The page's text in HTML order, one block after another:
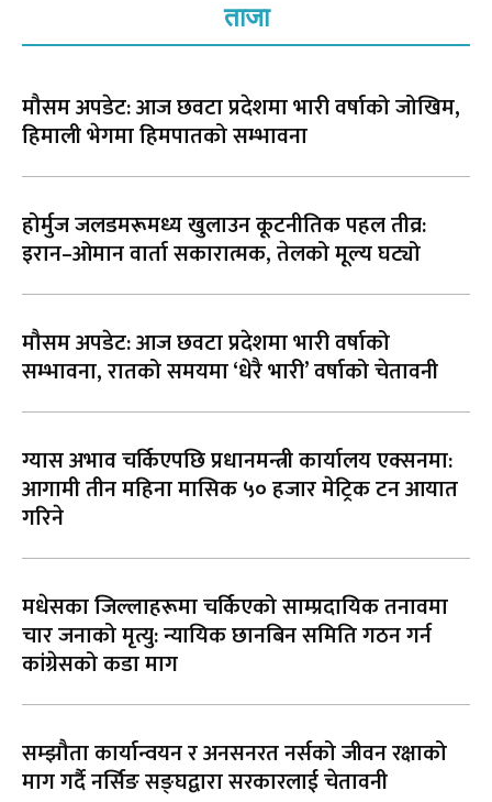
ताजा
मौसम अपडेट: आज छवटा प्रदेशमा भारी वर्षाको जोखिम,
हिमाली भेगमा हिमपातको सम्भावना
होर्मुज जलडमरूमध्य खुलाउन कूटनीतिक पहल तीव्र:
इरान–ओमान वार्ता सकारात्मक, तेलको मूल्य घट्यो
मौसम अपडेट: आज छवटा प्रदेशमा भारी वर्षाको
सम्भावना, रातको समयमा ‘धेरै भारी’ वर्षाको चेतावनी
ग्यास अभाव चर्किएपछि प्रधानमन्त्री कार्यालय एक्सनमा:
आगामी तीन महिना मासिक ५० हजार मेट्रिक टन आयात
गरिने
मधेसका जिल्लाहरूमा चर्किएको साम्प्रदायिक तनावमा
चार जनाको मृत्यु: न्यायिक छानबिन समिति गठन गर्न
कांग्रेसको कडा माग
सम्झौता कार्यान्वयन र अनसनरत नर्सको जीवन रक्षाको
माग गर्दै नर्सिङ सङ्घद्वारा सरकारलाई चेतावनी